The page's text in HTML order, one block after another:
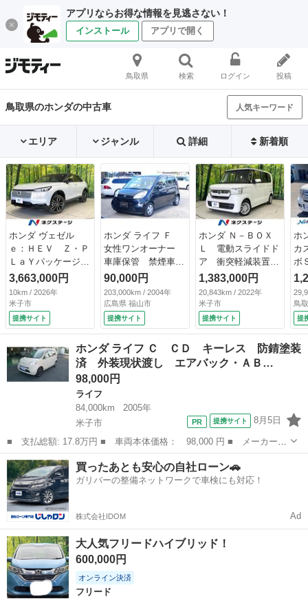
アプリならお得な情報を見逃さない！
インストール アプリで開く
鳥取県 検索 ログイン 投稿
鳥取県のホンダの中古車 人気キーワード
エリア ジャンル 詳細 新着順
ホンダ ヴェゼル
ｅ：ＨＥＶ Ｚ・Ｐ
ＬａＹパッケージ
登録済未使用車 純
正９型ナビ 全周囲
カメラ 衝突被害軽
減システム レーダ
ークルーズ 電動リ
ザーシート コーナ
ーセンサー スマー
トキー ＬＥＤヘッ
ド ＥＴＣ２．０
純正１８インチアル
3,663,000円
10km / 2026年
米子市
提携サイト
ホンダ ライフ Ｆ
女性ワンオーナー
車庫保管 禁煙車
ＳＴ認定評価車両
ホンダ正規ディーラ
ー認定車 ホンダデ
ィーラーメンテナン
ス済み車両 保証付
き （検9.5）
90,000円
203,000km / 2004年
広島県 福山市
提携サイト
ホンダ Ｎ－ＢＯＸ
Ｌ 電動スライドド
ア 衝突軽減装置
禁煙車 純正ナビ
バックカメラ レー
ダークルーズ ＥＴ
Ｃ ドラレコ コー
ナーセンサー スマ
ートキー ＬＥＤヘ
ッド オートハイビ
ーム オートライト
1,383,000円
20,843km / 2022年
米子市
提携サイト
ホ
カ
ボ
フ
ナ
バ
被
Ｅ
ラ
ド
鳥
提
ホンダ ライフ Ｃ ＣＤ キーレス 防錆塗装
済 外装現状渡し エアバック・ＡＢ…
98,000円
ライフ
84,000km
2005年
米子市
提携サイト 8月5日
■ 支払総額: 17.8万円 ■ 車両本体価格： 98,000 円 ■ メーカー
名： ホンダ ■ 車種名： ライフ ■ グレード名： Ｃ ＣＤ キ
ーレス 防錆塗装済 外装現状渡し エアバック・ＡＢＳ・エアコ
ン・パワステ・パ...
鳥取 米子市 ライフ 車両
買ったあとも安心の自社ローン🚗
ガリバーの整備ネットワークで車検にも対応！
株式会社IDOM Ad
大人気フリードハイブリッド！
600,000円
オンライン決済
フリード